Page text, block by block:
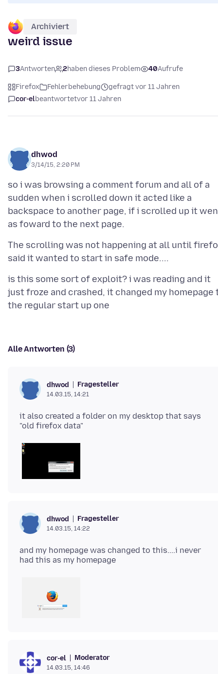
Archiviert
weird issue
3Antworten 2haben dieses Problem 40Aufrufe
Firefox Fehlerbehebung
gefragt vor 11 Jahren
cor-elbeantwortetvor 11 Jahren
dhwod
3/14/15, 2:20 PM
so i was browsing a comment forum and all of a
sudden when i scrolled down it acted like a
backspace to another page, if i scrolled up it
The scrolling was not happening at all until
is this some sort of exploit? i was reading and it
just froze and crashed, it changed my homepage
Alle Antworten (3)
dhwod Fragesteller
14.03.15, 14:21
it also created a folder on my desktop that says
dhwod Fragesteller
14.03.15, 14:22
and my homepage was changed to this....i never
cor-el Moderator
14.03.15, 14:46